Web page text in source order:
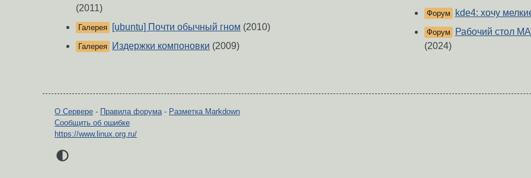
(2011)
Галерея [ubuntu] Почти обычный гном (2010)
Галерея Издержки компоновки (2009)
Форум kde4: хочу
Форум
Рабочий стол
(2024)
О Сервере - Правила форума- Разметка Markdown
Сообщить об ошибке
https://www.linux.org.ru/